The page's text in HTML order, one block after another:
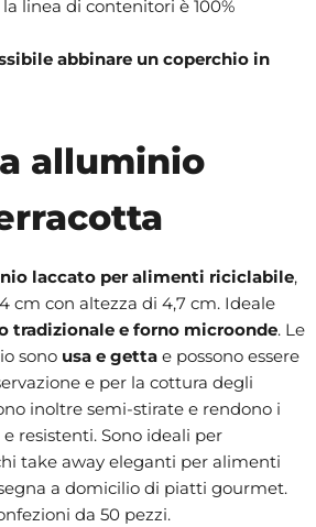
linea di contenitori è 100%
abbinare un coperchio in
alluminio
laccato per alimenti riciclabile,
cm con altezza di 4,7 cm. Ideale
tradizionale e forno microonde. Le
sono usa e getta e possono essere
e per la cottura degli
inoltre semi-stirate e rendono i
resistenti. Sono ideali per
take away eleganti per alimenti
a domicilio di piatti gourmet.
da 50 pezzi.